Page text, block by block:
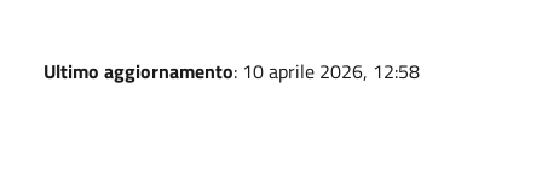
Ultimo aggiornamento: 10 aprile 2026, 12:58